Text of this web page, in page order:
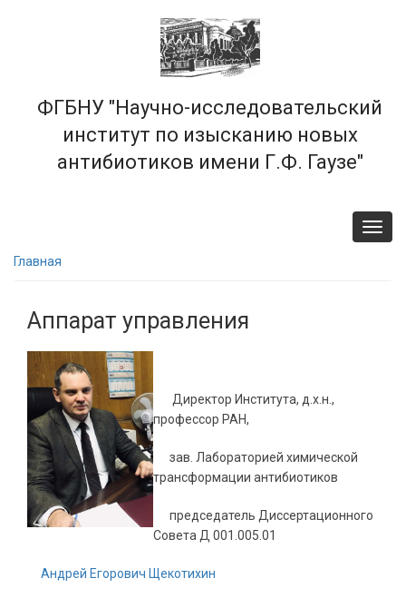
ФГБНУ "Научно-исследовательский
институт по изысканию новых
антибиотиков имени Г.Ф. Гаузе"
Главная
Аппарат управления
Директор Института, д.х.н.,
профессор РАН,
зав. Лабораторией химической
трансформации антибиотиков
председатель Диссертационного
Совета Д 001.005.01
Андрей Егорович Щекотихин